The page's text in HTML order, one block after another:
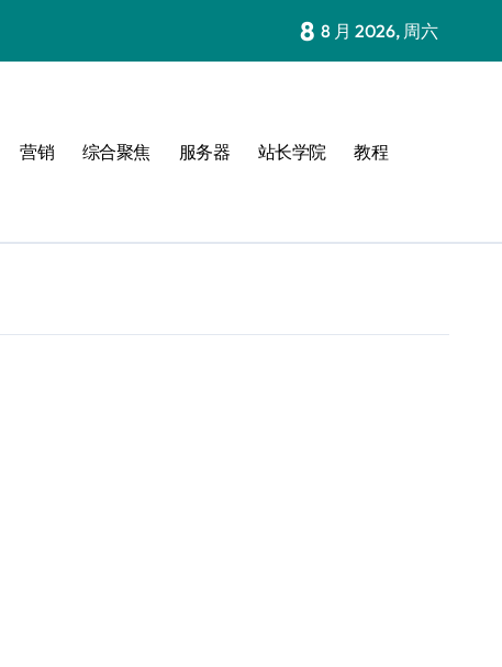
8 8 月 2026, 周六
营销 综合聚焦 服务器 站长学院 教程